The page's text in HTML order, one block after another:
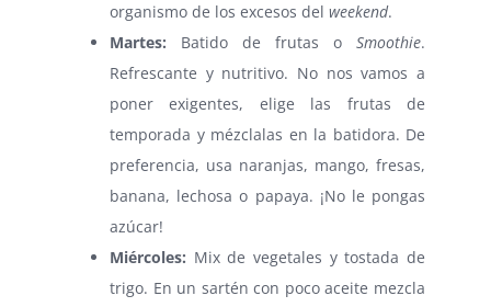
organismo de los excesos del weekend.
Martes: Batido de frutas o Smoothie.
Refrescante y nutritivo. No nos vamos a
poner exigentes, elige las frutas de
temporada y mézclalas en la batidora. De
preferencia, usa naranjas, mango, fresas,
banana, lechosa o papaya. ¡No le pongas
azúcar!
Miércoles: Mix de vegetales y tostada de
trigo. En un sartén con poco aceite mezcla